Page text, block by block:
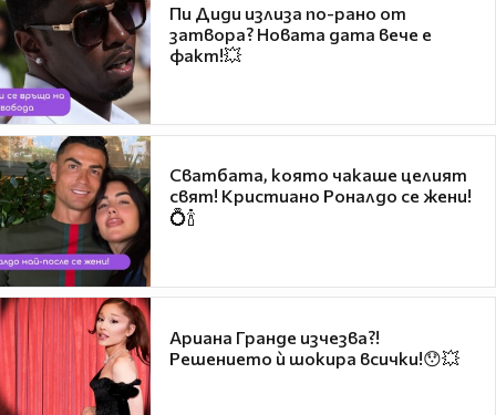
Пи Диди излиза по-рано от
затвора? Новата дата вече е
факт!💥
Сватбата, която чакаше целият
свят! Кристиано Роналдо се жени!
💍🍾
Ариана Гранде изчезва?!
Решението ѝ шокира всички!😯💥